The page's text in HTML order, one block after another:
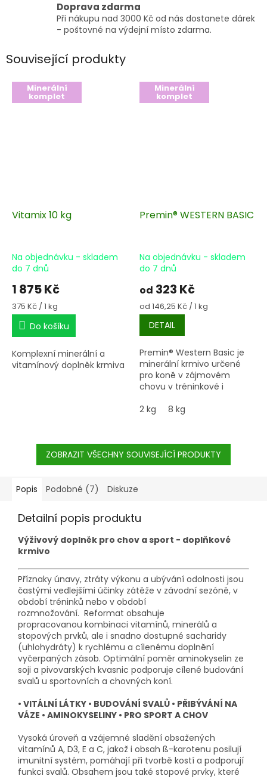
Doprava zdarma
Při nákupu nad 3000 Kč od nás dostanete dárek
- poštovné na výdejní místo zdarma.
Související produkty
Minerální
komplet
Vitamix 10 kg
Na objednávku - skladem
do 7 dnů
1 875 Kč
Měrná
cena:
375 Kč / 1 kg
Do košíku
Komplexní minerální a
vitamínový doplněk krmiva
Minerální
komplet
Premin® WESTERN BASIC
Na objednávku - skladem
do 7 dnů
od 323 Kč
Měrná
cena:
od 146,25 Kč / 1 kg
DETAIL
Premin® Western Basic je
minerální krmivo určené
pro koně v zájmovém
chovu v tréninkové i
2 kg
8 kg
ZOBRAZIT VŠECHNY SOUVISEJÍCÍ PRODUKTY
Popis Podobné (7) Diskuze
Detailní popis produktu
Výživový doplněk pro chov a sport - doplňkové
krmivo
Příznaky únavy, ztráty výkonu a ubývání odolnosti jsou
častými vedlejšími účinky zátěže v závodní sezóně, v
období tréninků nebo v období
rozmnožování. Reformat obsahuje
propracovanou kombinaci vitamínů, minerálů a
stopových prvků, ale i snadno dostupné sacharidy
(uhlohydráty) k rychlému a cílenému doplnění
vyčerpaných zásob. Optimální poměr aminokyselin ze
soji a pivovarských kvasnic podporuje cílené budování
svalů u sportovních a chovných koní.
• VITÁLNÍ LÁTKY • BUDOVÁNÍ SVALŮ • PŘIBÝVÁNÍ NA
VÁZE • AMINOKYSELINY • PRO SPORT A CHOV
Vysoká úroveň a vzájemné sladění obsažených
vitamínů A, D3, E a C, jakož i obsah ß-karotenu posilují
imunitní systém, pomáhají při tvorbě kostí a podporují
funkci svalů. Obsahem jsou také stopové prvky, které